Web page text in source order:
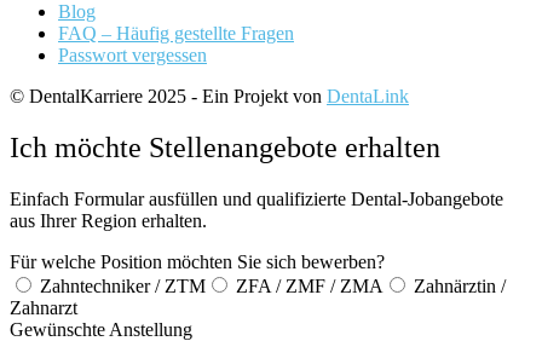
Blog
FAQ – Häufig gestellte Fragen
Passwort vergessen
© DentalKarriere 2025 - Ein Projekt von DentaLink
Ich möchte Stellenangebote erhalten
Einfach Formular ausfüllen und qualifizierte Dental-Jobangebote
aus Ihrer Region erhalten.
Für welche Position möchten Sie sich bewerben?
Zahntechniker / ZTM
ZFA / ZMF / ZMA
Zahnärztin /
Zahnarzt
Gewünschte Anstellung